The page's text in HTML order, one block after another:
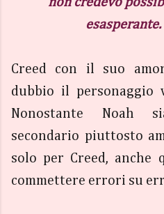
Creed con il suo
dubbio il personaggio
Nonostante Noah
secondario piuttosto
solo per Creed, anche
commettere errori su